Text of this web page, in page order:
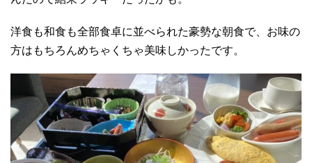
洋食も和食も全部食卓に並べられた豪勢な朝食で、お味の
方はもちろんめちゃくちゃ美味しかったです。